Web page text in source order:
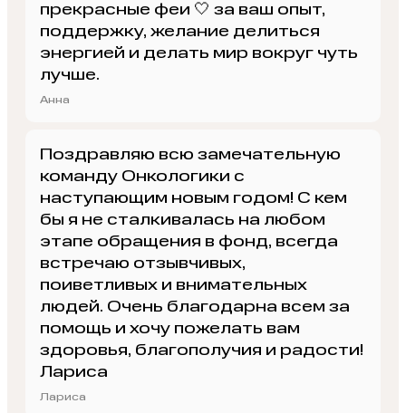
прекрасные феи 🤍 за ваш опыт,
поддержку, желание делиться
энергией и делать мир вокруг чуть
лучше.
Анна
Поздравляю всю замечательную
команду Онкологики с
наступающим новым годом! С кем
бы я не сталкивалась на любом
этапе обращения в фонд, всегда
встречаю отзывчивых,
поиветливых и внимательных
людей. Очень благодарна всем за
помощь и хочу пожелать вам
здоровья, благополучия и радости!
Лариса
Лариса